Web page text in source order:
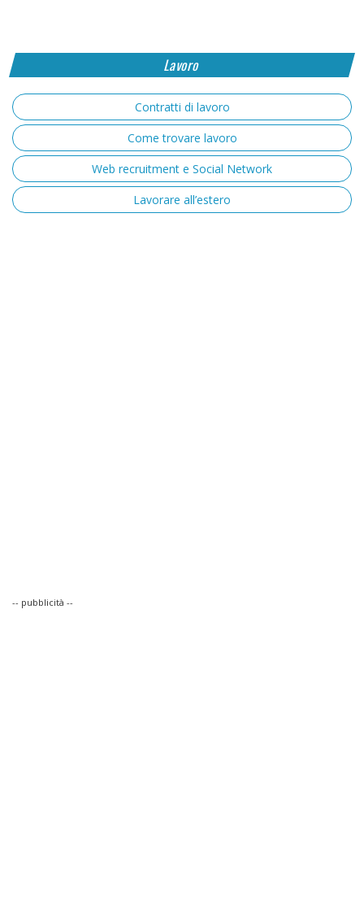
Lavoro
Contratti di lavoro
Come trovare lavoro
Web recruitment e Social Network
Lavorare all’estero
-- pubblicità --